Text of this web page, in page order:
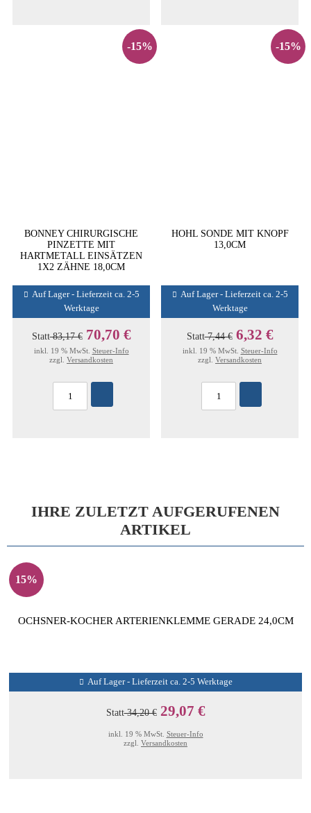
-15%
BONNEY CHIRURGISCHE
PINZETTE MIT
HARTMETALL EINSÄTZEN
1X2 ZÄHNE 18,0CM
Auf Lager - Lieferzeit ca. 2-5
Werktage
Statt83,17 € 70,70 €
inkl. 19 % MwSt. Steuer-Info
zzgl. Versandkosten
-15%
HOHL SONDE MIT KNOPF
13,0CM
Auf Lager - Lieferzeit ca. 2-5
Werktage
Statt7,44 € 6,32 €
inkl. 19 % MwSt. Steuer-Info
zzgl. Versandkosten
IHRE ZULETZT AUFGERUFENEN
ARTIKEL
15%
OCHSNER-KOCHER ARTERIENKLEMME GERADE 24,0CM
Auf Lager - Lieferzeit ca. 2-5 Werktage
Statt34,20 € 29,07 €
inkl. 19 % MwSt. Steuer-Info
zzgl. Versandkosten